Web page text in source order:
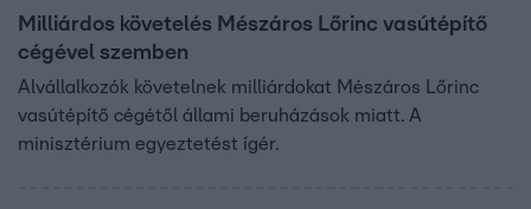
Milliárdos követelés Mészáros Lőrinc vasútépítő
cégével szemben
Alvállalkozók követelnek milliárdokat Mészáros Lőrinc
vasútépítő cégétől állami beruházások miatt. A
minisztérium egyeztetést ígér.